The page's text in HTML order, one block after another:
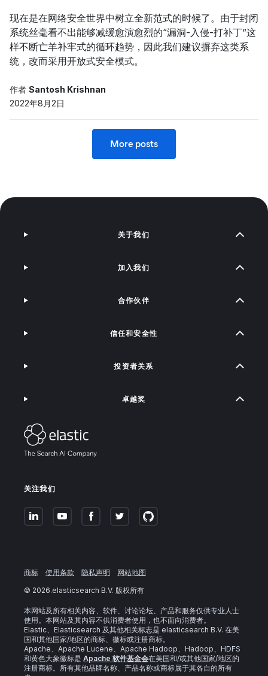
现在是在网络安全世界中树立全新范式的时候了。由于封闭
系统丝毫看不出能够减缓愈演愈烈的“漏洞-入侵-打补丁”这
样不断亡羊补牢式的循环趋势，因此我们建议摒弃这类系
统，改而采用开放式安全模式。
作者 Santosh Krishnan
2022年8月2日
More posts
关注我们
关于我们
加入我们
合作伙伴
信任和安全性
投资者关系
卓越奖
商标 使用条款 隐私声明
网站地图
© 2026.elasticsearch B.V. 版权所有
本网站及所有相关内容、软件、讨论论坛、产品和服务仅供专业人士
使用。本网站及其内容不供消费者使用，也不面向消费者。
Elastic、Elasticsearch 及其他相关标志是 elasticsearch B.V. 在美
国和其他国家/地区的商标、徽标或注册商标。
Apache、Apache Lucene、Apache Hadoop、Hadoop、HDFS
和黄色大象徽标是 Apache 软件基金会在美国和/或其他国家/地区的
注册商标。所有其他品牌名称、产品名称或商标属于其各自的所有